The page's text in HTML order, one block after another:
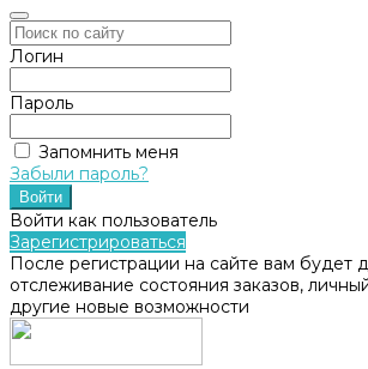
Логин
Пароль
Запомнить меня
Забыли пароль?
Войти как пользователь
Зарегистрироваться
После регистрации на сайте вам будет
отслеживание состояния заказов,
другие новые возможности